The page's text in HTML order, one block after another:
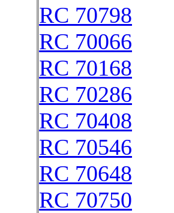
RC 70798
RC 70066
RC 70168
RC 70286
RC 70408
RC 70546
RC 70648
RC 70750